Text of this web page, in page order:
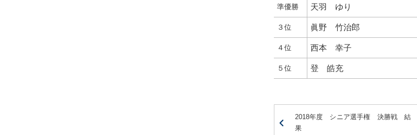
準優勝 天羽 ゆり
３位 眞野 竹治郎
４位 西本 幸子
５位 登 皓充
2018年度 シニア選手権 決勝戦 結
果